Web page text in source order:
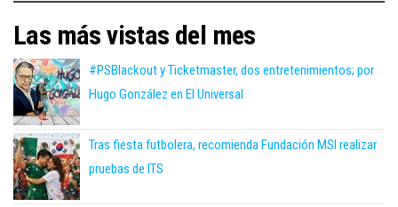
Las más vistas del mes
#PSBlackout y Ticketmaster, dos entretenimientos; por
Hugo González en El Universal
Tras fiesta futbolera, recomienda Fundación MSI realizar
pruebas de ITS